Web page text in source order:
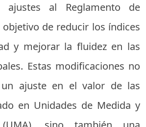
al Reglamento de
de reducir los índices
y mejorar la fluidez en las
Estas modificaciones no
ajuste en el valor de las
en Unidades de Medida y